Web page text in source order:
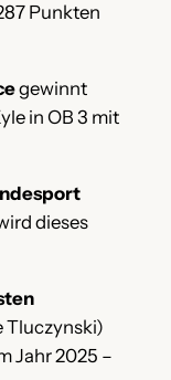
Punkten
gewinnt
in OB 3 mit
dieses
Tluczynski)
Jahr 2025 –